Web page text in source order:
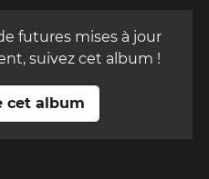
futures mises à jour
suivez cet album !
cet album